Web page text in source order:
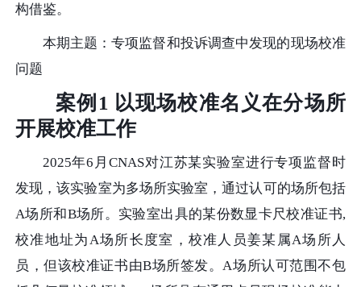
构借鉴。
本期主题：专项监督和投诉调查中发现的现场校准
问题
案例1 以现场校准名义在分场所
开展校准工作
2025年6月CNAS对江苏某实验室进行专项监督时
发现，该实验室为多场所实验室，通过认可的场所包括
A场所和B场所。实验室出具的某份数显卡尺校准证书,
校准地址为A场所长度室，校准人员姜某属A场所人
员，但该校准证书由B场所签发。A场所认可范围不包